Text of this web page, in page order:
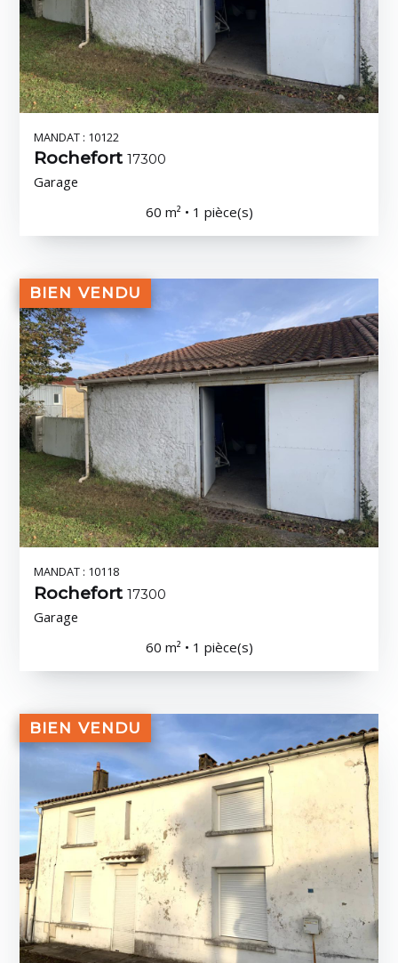
MANDAT : 10122
Rochefort17300
Garage
60 m² • 1 pièce(s)
BIEN VENDU
MANDAT : 10118
Rochefort17300
Garage
60 m² • 1 pièce(s)
BIEN VENDU